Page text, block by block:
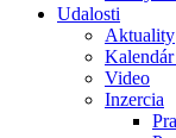
Udalosti
Aktuality
Video
Inzercia